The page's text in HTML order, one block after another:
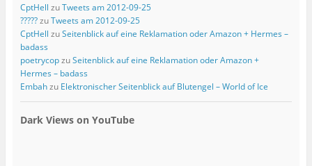
CptHell zuTweets am 2012-09-25
?????zuTweets am 2012-09-25
CptHell zuSeitenblick auf eine Reklamation oder Amazon + Hermes –
badass
poetrycopzuSeitenblick auf eine Reklamation oder Amazon +
Hermes – badass
Embahzu Elektronischer Seitenblick auf Blutengel – World of Ice
Dark Views on YouTube